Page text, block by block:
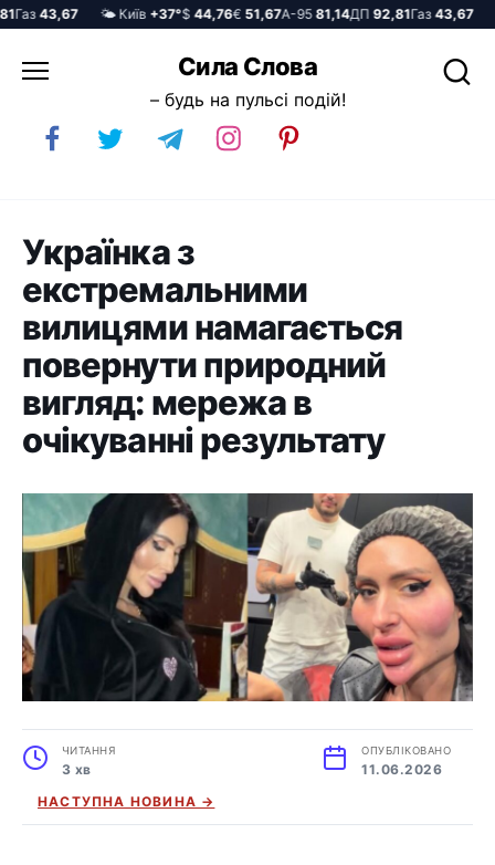
43,67 🌤️ Київ+37°$44,76€51,67А-9581,14ДП92,81Газ43,67 🌤️
до
Сила Слова
– будь на пульсі подій!
Українка з
екстремальними
вилицями намагається
повернути природний
вигляд: мережа в
очікуванні результату
ЧИТАННЯ
3 хв
ОПУБЛІКОВАНО
11.06.2026
НАСТУПНА НОВИНА →